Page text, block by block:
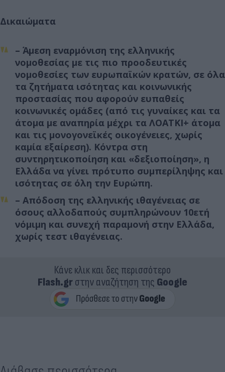
Δικαιώματα
– Άμεση εναρμόνιση της ελληνικής
νομοθεσίας με τις πιο προοδευτικές
νομοθεσίες των ευρωπαϊκών κρατών, σε όλα
τα ζητήματα ισότητας και κοινωνικής
προστασίας που αφορούν ευπαθείς
κοινωνικές ομάδες (από τις γυναίκες και τα
άτομα με αναπηρία μέχρι τα ΛΟΑΤΚΙ+ άτομα
και τις μονογονεϊκές οικογένειες, χωρίς
καμία εξαίρεση). Κόντρα στη
συντηρητικοποίηση και «δεξιοποίηση», η
Ελλάδα να γίνει πρότυπο συμπερίληψης και
ισότητας σε όλη την Ευρώπη.
– Απόδοση της ελληνικής ιθαγένειας σε
όσους αλλοδαπούς συμπληρώνουν 10ετή
νόμιμη και συνεχή παραμονή στην Ελλάδα,
χωρίς τεστ ιθαγένειας.
Κάνε κλικ και δες περισσότερο
Flash.grστην αναζήτηση της Google